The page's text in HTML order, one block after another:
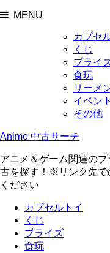
MENU
カプセ
くじ
プライ
食玩
リーメ
イベン
その他
Anime 中古サーチ
アニメ＆ゲーム関連の
古を探す！※リンク先で
ください
カプセルトイ
くじ
プライズ
食玩